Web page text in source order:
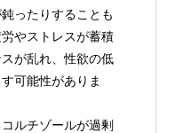
ったりすることも
やストレスが蓄積
が乱れ、性欲の低
可能性がありま
ルチゾールが過剰